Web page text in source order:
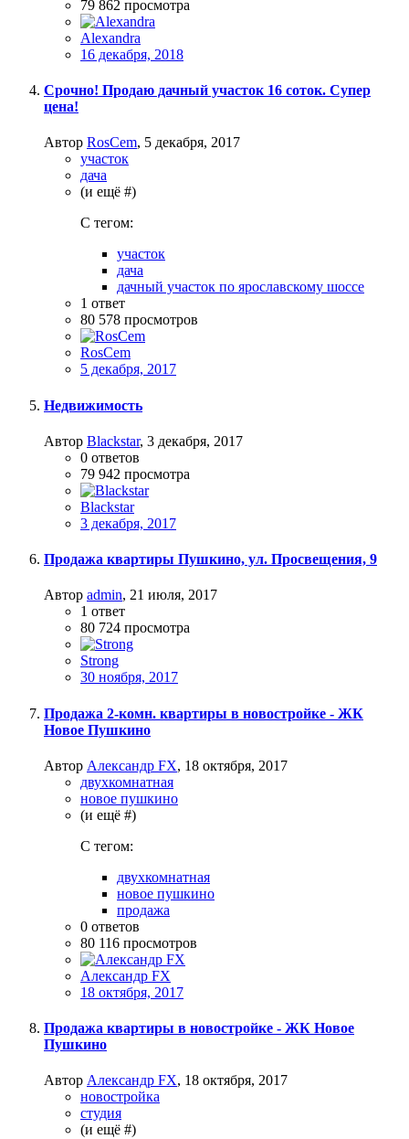
79 862 просмотра
Alexandra
16 декабря, 2018
Срочно! Продаю дачный участок 16 соток. Супер
цена!
Автор RosCem, 5 декабря, 2017
участок
дача
(и ещё #)
C тегом:
участок
дача
дачный участок по ярославскому шоссе
1 ответ
80 578 просмотров
RosCem
5 декабря, 2017
Недвижимость
Автор Blackstar, 3 декабря, 2017
0 ответов
79 942 просмотра
Blackstar
3 декабря, 2017
Продажа квартиры Пушкино, ул. Просвещения, 9
Автор admin, 21 июля, 2017
1 ответ
80 724 просмотра
Strong
30 ноября, 2017
Продажа 2-комн. квартиры в новостройке - ЖК
Новое Пушкино
Автор Александр FX, 18 октября, 2017
двухкомнатная
новое пушкино
(и ещё #)
C тегом:
двухкомнатная
новое пушкино
продажа
0 ответов
80 116 просмотров
Александр FX
18 октября, 2017
Продажа квартиры в новостройке - ЖК Новое
Пушкино
Автор Александр FX, 18 октября, 2017
новостройка
студия
(и ещё #)